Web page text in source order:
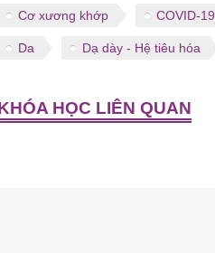
Cơ xương khớp COVID-19
Da Dạ dày - Hệ tiêu hóa
HỌC LIÊN QUAN